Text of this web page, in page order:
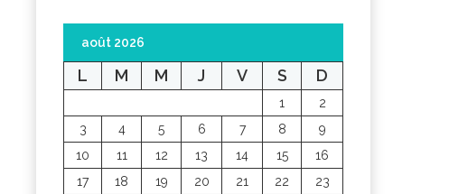
août 2026
L M M J V S D
1
2
3
4 5 6 7 8
9
10
11 12 13 14 15
16
17
18 19 20 21 22
23